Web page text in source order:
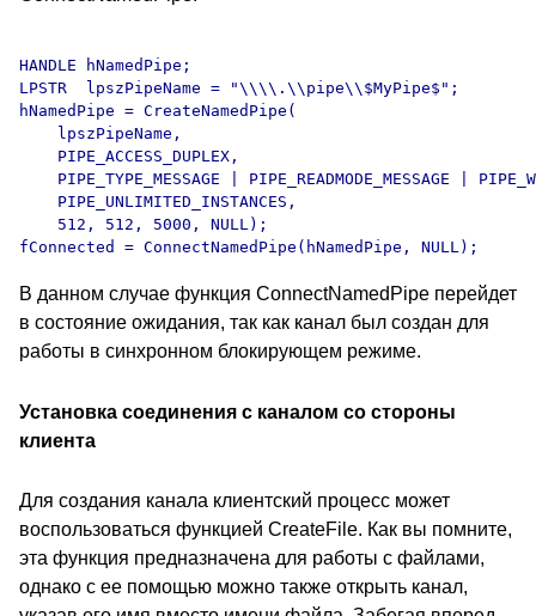
HANDLE hNamedPipe;
LPSTR  lpszPipeName = "\\\\.\\pipe\\$MyPipe$";
hNamedPipe = CreateNamedPipe(
    lpszPipeName,
    PIPE_ACCESS_DUPLEX,
PIPE_TYPE_MESSAGE | PIPE_READMODE_MESSAGE |
    PIPE_UNLIMITED_INSTANCES,
    512, 512, 5000, NULL);
В данном случае функция ConnectNamedPipe перейдет
в состояние ожидания, так как канал был создан для
работы в синхронном блокирующем режиме.
Установка соединения с каналом со стороны
клиента
Для создания канала клиентский процесс может
воспользоваться функцией CreateFile. Как вы помните,
эта функция предназначена для работы с файлами,
однако с ее помощью можно также открыть канал,